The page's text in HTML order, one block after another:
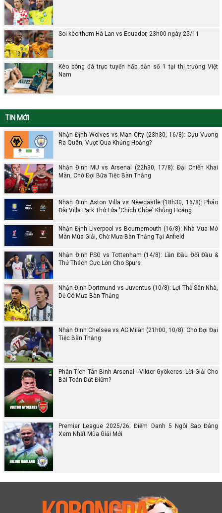
Soi kèo thơm Hà Lan vs Ecuador, 23h00 ngày 25/11
Kèo bóng đá trực tuyến hấp dẫn số 1 tại thị trường Việt
Nam
TIN MỚI
Nhận Định Wolves vs Man City (23h30, 16/8): Cựu Vương
Ra Quân, Vượt Qua Khủng Hoảng?
Nhận Định MU vs Arsenal (22h30, 17/8): Đại Chiến Khai
Màn, Chờ Đợi Bữa Tiệc Bàn Thắng
Nhận Định Aston Villa vs Newcastle (18h30, 16/8): Pháo
Đài Villa Park Thử Lửa 'Chích Chòe' Khủng Hoảng
Nhận Định Liverpool vs Bournemouth (16/8): Nhà Vua Mở
Màn Mùa Giải, Chờ Mưa Bàn Thắng Tại Anfield
Nhận Định PSG vs Tottenham (14/8): Lần Đầu Đối Đầu &
Thử Thách Cực Lớn Cho Spurs
Nhận Định Dortmund vs Juventus (10/8): Lợi Thế Sân Nhà,
Dễ Có Mưa Bàn Thắng
Nhận Định Chelsea vs AC Milan (21h00, 10/8): Chờ Đợi Đại
Tiệc Bàn Thắng
Phân Tích Tân Binh Arsenal - Viktor Gyökeres: Lời Giải Cho
Bài Toán Dứt Điểm?
Premier League 2025/26: Điểm Danh 5 Ngôi Sao Đáng
Xem Nhất Mùa Giải Mới